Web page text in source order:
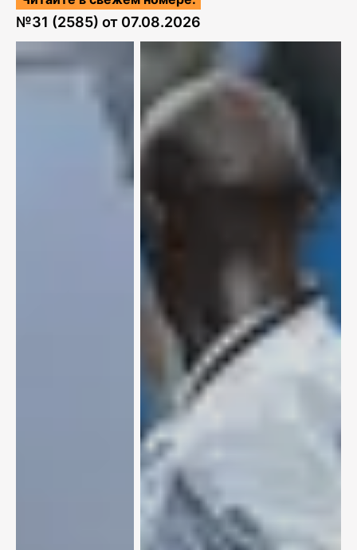
№31 (2585) от 07.08.2026